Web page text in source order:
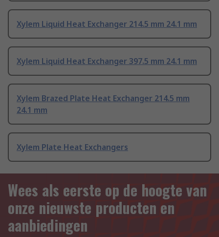
Xylem Liquid Heat Exchanger 214.5 mm 24.1 mm
Xylem Liquid Heat Exchanger 397.5 mm 24.1 mm
Xylem Brazed Plate Heat Exchanger 214.5 mm
24.1 mm
Xylem Plate Heat Exchangers
Wees als eerste op de hoogte van
onze nieuwste producten en
aanbiedingen